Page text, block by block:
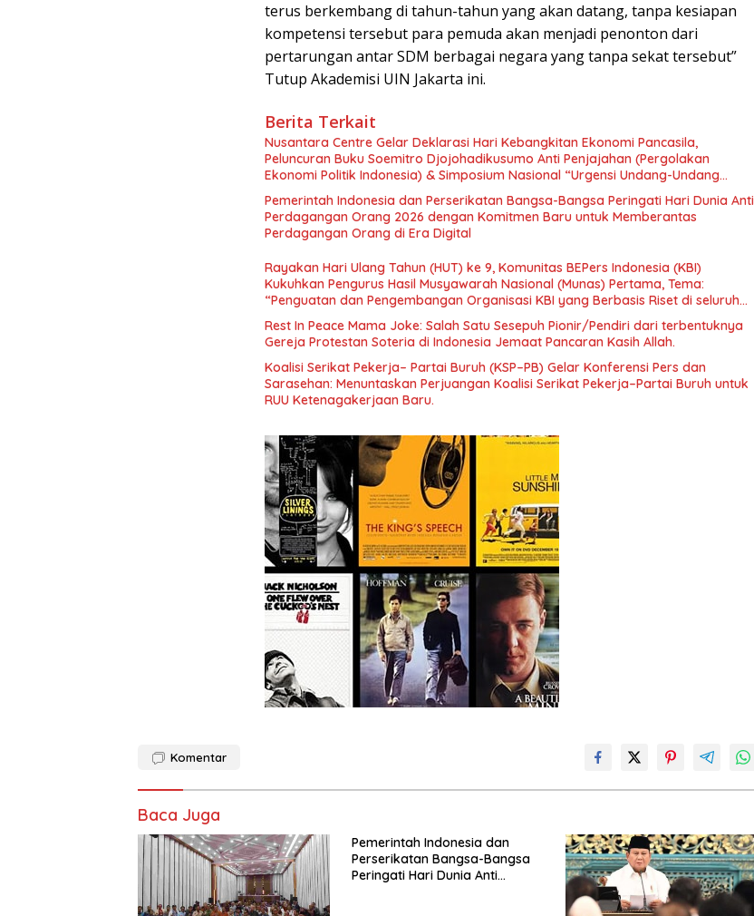
terus berkembang di tahun-tahun yang akan datang, tanpa kesiapan
kompetensi tersebut para pemuda akan menjadi penonton dari
pertarungan antar SDM berbagai negara yang tanpa sekat tersebut”
Tutup Akademisi UIN Jakarta ini.
Berita Terkait
Nusantara Centre Gelar Deklarasi Hari Kebangkitan Ekonomi Pancasila,
Peluncuran Buku Soemitro Djojohadikusumo Anti Penjajahan (Pergolakan
Ekonomi Politik Indonesia) & Simposium Nasional “Urgensi Undang-Undang
Perekonomian Nasional dan Kesejahteraan Sosial dalam Menata Bangsa Menuju
Indonesia Emas 2045”,
Pemerintah Indonesia dan Perserikatan Bangsa-Bangsa Peringati Hari Dunia Anti
Perdagangan Orang 2026 dengan Komitmen Baru untuk Memberantas
Perdagangan Orang di Era Digital
Rayakan Hari Ulang Tahun (HUT) ke 9, Komunitas BEPers Indonesia (KBI)
Kukuhkan Pengurus Hasil Musyawarah Nasional (Munas) Pertama, Tema:
“Penguatan dan Pengembangan Organisasi KBI yang Berbasis Riset di seluruh
Indonesia dan Mancanegara”.
Rest In Peace Mama Joke: Salah Satu Sesepuh Pionir/Pendiri dari terbentuknya
Gereja Protestan Soteria di Indonesia Jemaat Pancaran Kasih Allah.
Koalisi Serikat Pekerja– Partai Buruh (KSP–PB) Gelar Konferensi Pers dan
Sarasehan: Menuntaskan Perjuangan Koalisi Serikat Pekerja–Partai Buruh untuk
RUU Ketenagakerjaan Baru.
Komentar
Baca Juga
Pemerintah Indonesia dan
Perserikatan Bangsa-Bangsa
Peringati Hari Dunia Anti